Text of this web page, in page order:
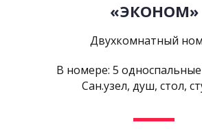
«ЭКОНОМ»
Двухкомнатный
В номере: 5
Сан.узел, душ, стол,